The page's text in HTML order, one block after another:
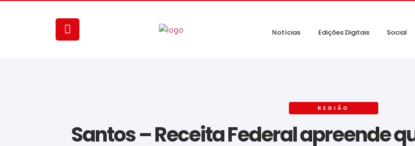
Notícias Edições Digitais Social
REGIÃO
Santos – Receita Federal apreende